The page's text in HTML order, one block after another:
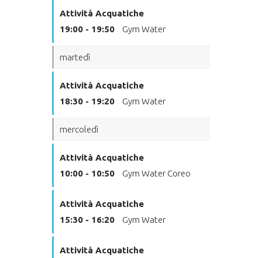
Attività Acquatiche
19:00 - 19:50
Gym Water
martedì
Attività Acquatiche
18:30 - 19:20
Gym Water
mercoledì
Attività Acquatiche
10:00 - 10:50
Gym Water Coreo
Attività Acquatiche
15:30 - 16:20
Gym Water
Attività Acquatiche